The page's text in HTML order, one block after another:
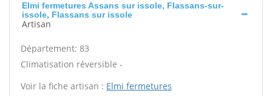
Elmi fermetures Assans sur issole, Flassans-sur-
issole, Flassans sur issole
Artisan
Département: 83
Climatisation réversible -
Voir la fiche artisan : Elmi fermetures